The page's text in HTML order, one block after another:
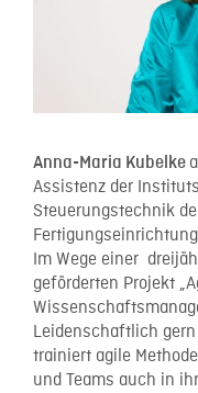
Anna-Maria Kubelke
Assistenz der
Steuerungstechnik
Im Wege einer
geförderten Projekt
Leidenschaftlich
trainiert agile
und Teams auch in